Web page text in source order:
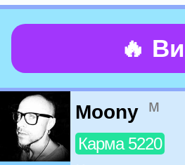
🔥
Moony м
Карма 5220